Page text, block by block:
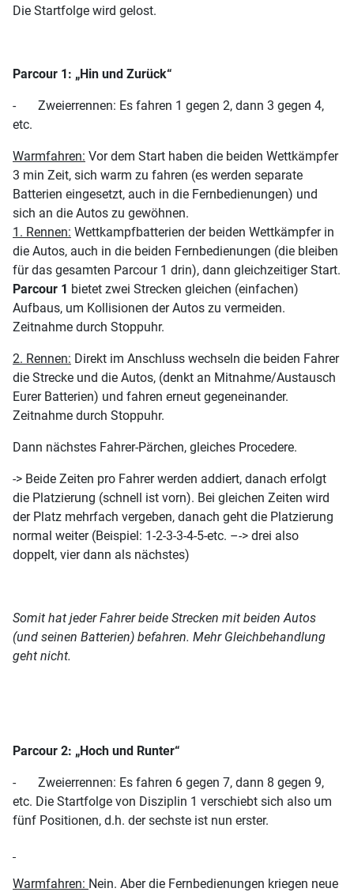
Die Startfolge wird gelost.
Parcour 1: „Hin und Zurück“
- Zweierrennen: Es fahren 1 gegen 2, dann 3 gegen 4,
etc.
Warmfahren: Vor dem Start haben die beiden Wettkämpfer
3 min Zeit, sich warm zu fahren (es werden separate
Batterien eingesetzt, auch in die Fernbedienungen) und
sich an die Autos zu gewöhnen.
1. Rennen: Wettkampfbatterien der beiden Wettkämpfer in
die Autos, auch in die beiden Fernbedienungen (die bleiben
für das gesamten Parcour 1 drin), dann gleichzeitiger Start.
Parcour 1 bietet zwei Strecken gleichen (einfachen)
Aufbaus, um Kollisionen der Autos zu vermeiden.
Zeitnahme durch Stoppuhr.
2. Rennen: Direkt im Anschluss wechseln die beiden Fahrer
die Strecke und die Autos, (denkt an Mitnahme/Austausch
Eurer Batterien) und fahren erneut gegeneinander.
Zeitnahme durch Stoppuhr.
Dann nächstes Fahrer-Pärchen, gleiches Procedere.
-> Beide Zeiten pro Fahrer werden addiert, danach erfolgt
die Platzierung (schnell ist vorn). Bei gleichen Zeiten wird
der Platz mehrfach vergeben, danach geht die Platzierung
normal weiter (Beispiel: 1-2-3-3-4-5-etc. –-> drei also
doppelt, vier dann als nächstes)
Somit hat jeder Fahrer beide Strecken mit beiden Autos
(und seinen Batterien) befahren. Mehr Gleichbehandlung
geht nicht.
Parcour 2: „Hoch und Runter“
- Zweierrennen: Es fahren 6 gegen 7, dann 8 gegen 9,
etc. Die Startfolge von Disziplin 1 verschiebt sich also um
fünf Positionen, d.h. der sechste ist nun erster.
Warmfahren: Nein. Aber die Fernbedienungen kriegen neue